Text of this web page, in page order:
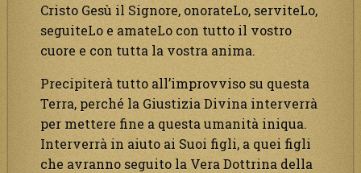
Cristo Gesù il Signore, onorateLo, serviteLo,
seguiteLo e amateLo con tutto il vostro
cuore e con tutta la vostra anima.
Precipiterà tutto all’improvviso su questa
Terra, perché la Giustizia Divina interverrà
per mettere fine a questa umanità iniqua.
Interverrà in aiuto ai Suoi figli, a quei figli
che avranno seguito la Vera Dottrina della